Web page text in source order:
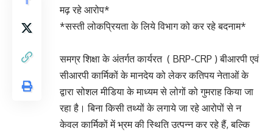
मढ़ रहे आरोप*
*सस्ती लोकप्रियता के लिये विभाग को कर रहे बदनाम*
समग्र शिक्षा के अंतर्गत कार्यरत ( BRP-CRP ) बीआरपी एवं
सीआरपी कार्मिकों के मानदेय को लेकर कतिपय नेताओं के
द्वारा सोशल मीडिया के माध्यम से लोगों को गुमराह किया जा
रहा है। बिना किसी तथ्यों के लगाये जा रहे आरोपों से न
केवल कार्मिकों में भ्रम की स्थिति उत्पन्न कर रहे हैं, बल्कि